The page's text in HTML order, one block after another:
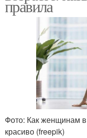
правила
Фото: Как женщинам
красиво (freepik)